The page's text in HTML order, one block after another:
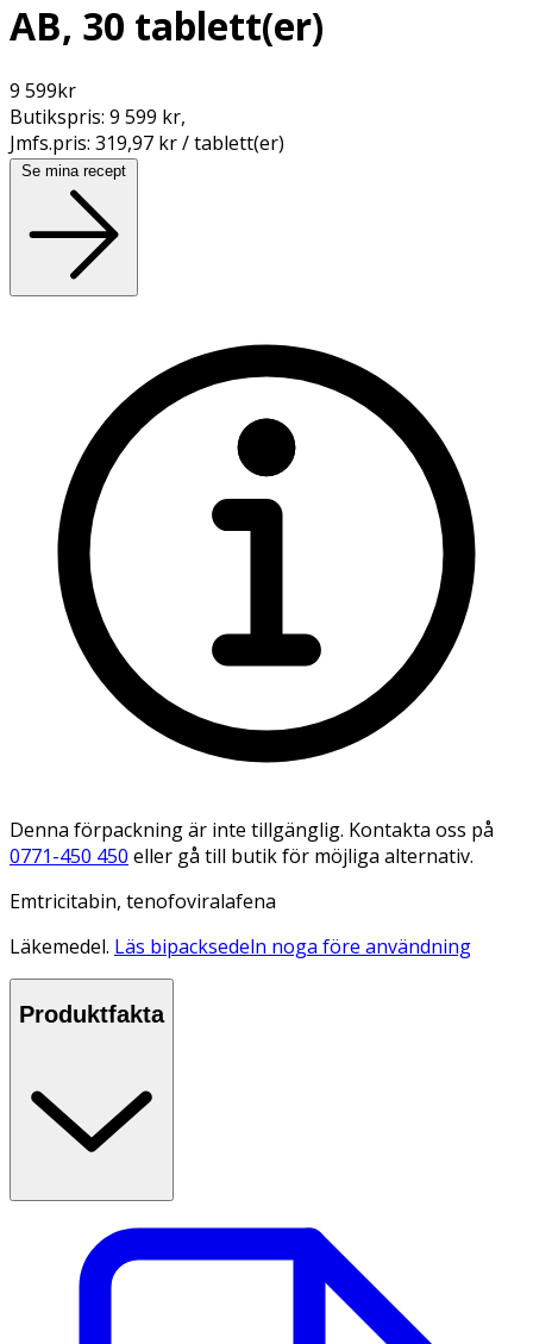
AB, 30 tablett(er)
9 599kr
Butikspris: 9 599 kr,
Jmfs.pris: 319,97 kr / tablett(er)
Se mina recept
Denna förpackning är inte tillgänglig. Kontakta oss på
0771-450 450 eller gå till butik för möjliga alternativ.
Emtricitabin, tenofoviralafena
Läkemedel. Läs bipacksedeln noga före användning
Produktfakta